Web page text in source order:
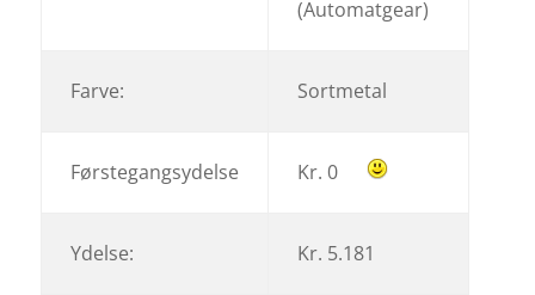
(Automatgear)
Farve: Sortmetal
Førstegangsydelse Kr. 0
Ydelse: Kr. 5.181